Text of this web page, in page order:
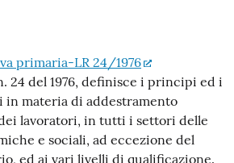
primaria-LR 24/1976
24 del 1976, definisce i principi ed i
in materia di addestramento
lavoratori, in tutti i settori delle
e sociali, ad eccezione del
ed ai vari livelli di qualificazione.